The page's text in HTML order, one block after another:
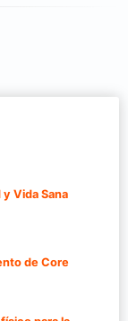
Vida Sana
de Core